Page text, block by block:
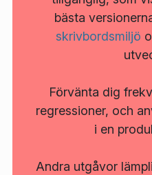
bästa
skrivbordsmiljö
Förvänta dig
regressioner, och
i en
Andra utgåvor